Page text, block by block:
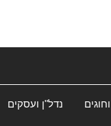
נדל"ן ועסקים